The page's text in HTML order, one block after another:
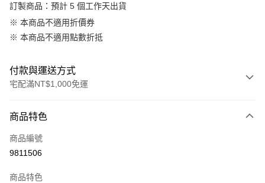
訂製商品：預計 5 個工作天出貨
※ 本商品不適用折價券
※ 本商品不適用點數折抵
付款與運送方式
宅配滿NT$1,000免運
信用卡一次付款
LINE Pay
商品特色
商品編號
9811506
商品特色